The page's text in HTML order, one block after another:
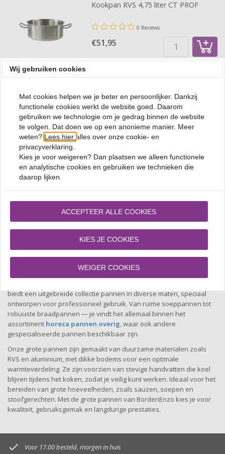
Kookpan RVS 4,75 liter CT PROF
0 Reviews
€51,95
Grote pannen
zijn essentieel voor het bereiden van grote
hoeveelheden gerechten in professionele keukens. Of je nu soep
kookt, stoofschotels maakt of pasta bereidt, een ruime pan zorgt
ervoor dat je ingrediënten gelijkmatig kunnen garen zonder over te
lopen. Bij BordenEnzo vind je grote pannen van hoogwaardige
kwaliteit, perfect voor intensief gebruik. Deze zijn verkrijgbaar
binnen het assortiment mosselpannen
, waar je ook speciale
pannen voor vis- en schelpdiergerechten vindt.
gebruik. Ze zijn bestand tegen hoge temperaturen en bieden een
en horecabedrijven die werken met grote volumes. Met een grote
pan van BordenEnzo bereid je gemakkelijk grote hoeveelheden in
één keer, zonder in te leveren op kwaliteit.
Grote pannen kopen
biedt een uitgebreide collectie pannen in diverse maten, speciaal
ontworpen voor professioneel gebruik. Van ruime soeppannen tot
robuuste braadpannen — je vindt het allemaal binnen het
assortiment horeca pannen overig, waar ook andere
gespecialiseerde pannen beschikbaar zijn.
Onze grote pannen zijn gemaakt van duurzame materialen zoals
RVS en aluminium, met dikke bodems voor een optimale
warmteverdeling. Ze zijn voorzien van stevige handvatten die koel
blijven tijdens het koken, zodat je veilig kunt werken. Ideaal voor het
bereiden van grote hoeveelheden, zoals sauzen, soepen en
stoofgerechten. Met de grote pannen van BordenEnzo kies je voor
kwaliteit, gebruiksgemak en langdurige prestaties.
 Voor 17.00 besteld, morgen in huis
Wij gebruiken cookies
Met cookies helpen we je beter en persoonlijker. Dankzij
functionele cookies werkt de website goed. Daarom
gebruiken we technologie om je gedrag binnen de website
te volgen. Dat doen we op een anonieme manier. Meer
weten? Lees hier alles over onze cookie- en
privacyverklaring.
Kies je voorweigeren? Dan plaatsen we alleen functionele
en analytische cookies en gebruiken we technieken die
daarop lijken.
ACCEPTEER ALLE COOKIES
KIES JE COOKIES
WEIGER COOKIES